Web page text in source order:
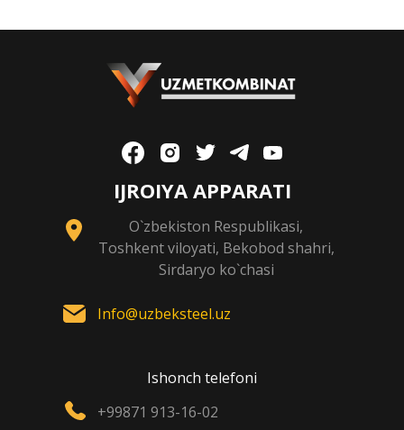
IJROIYA APPARATI
O`zbekiston Respublikasi,
Toshkent viloyati, Bekobod shahri,
Sirdaryo ko`chasi
Info@uzbeksteel.uz
Ishonch telefoni
+99871 913-16-02